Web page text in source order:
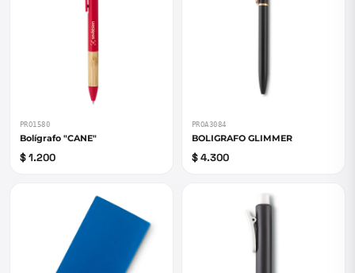
PRO1580
Bolígrafo "CANE"
$ 1.200
PROA3084
BOLIGRAFO GLIMMER
$ 4.300